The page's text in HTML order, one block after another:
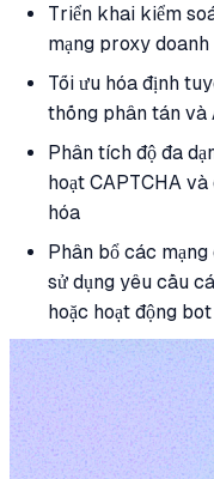
Triển khai kiểm
mạng proxy doanh
Tối ưu hóa định
thống phân tán và
Phân tích độ đa
hoạt CAPTCHA
hóa
Phân bổ các
sử dụng yêu cầu
hoặc hoạt động bot